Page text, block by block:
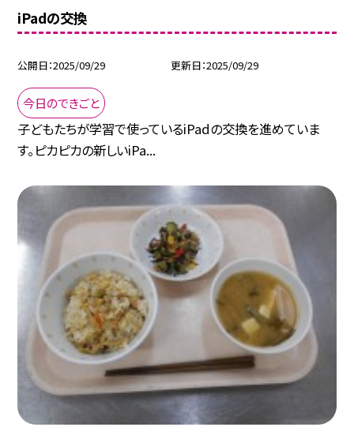
iPadの交換
公開日 2025/09/29 更新日 2025/09/29
今日のできごと
子どもたちが学習で使っているiPadの交換を進めていま
す。ピカピカの新しいiPa...